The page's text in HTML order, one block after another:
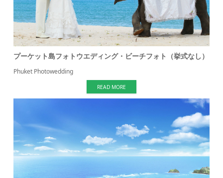
プーケット島フォトウエディング・ビーチフォト（挙式なし）
Phuket Photowedding
READ MORE